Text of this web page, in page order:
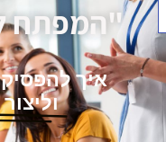
"המפתח
איך